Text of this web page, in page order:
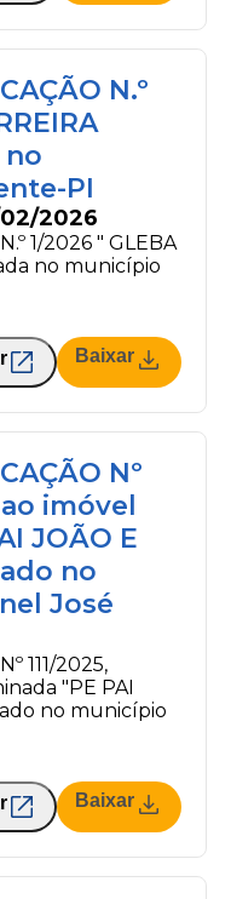
N.º
no
PI
2026
1/2026 " GLEBA
no município
Baixar
Nº
imóvel
JOÃO E
no
José
111/2025,
"PE PAI
no município
Baixar